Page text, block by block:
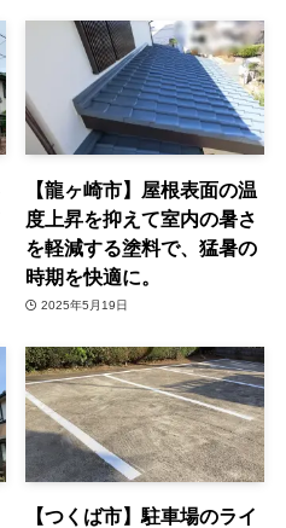
【龍ヶ崎市】屋根表面の温
度上昇を抑えて室内の暑さ
を軽減する塗料で、猛暑の
時期を快適に。
2025年5月19日
【つくば市】駐車場のライ